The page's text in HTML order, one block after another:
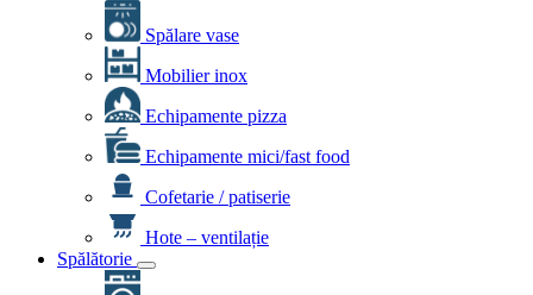
Spălare vase
Mobilier inox
Echipamente pizza
Echipamente mici/fast food
Cofetarie / patiserie
Hote – ventilație
Spălătorie